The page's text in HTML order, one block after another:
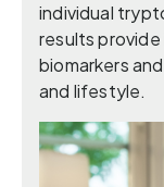
individual
results
biomarkers
and lifestyle.